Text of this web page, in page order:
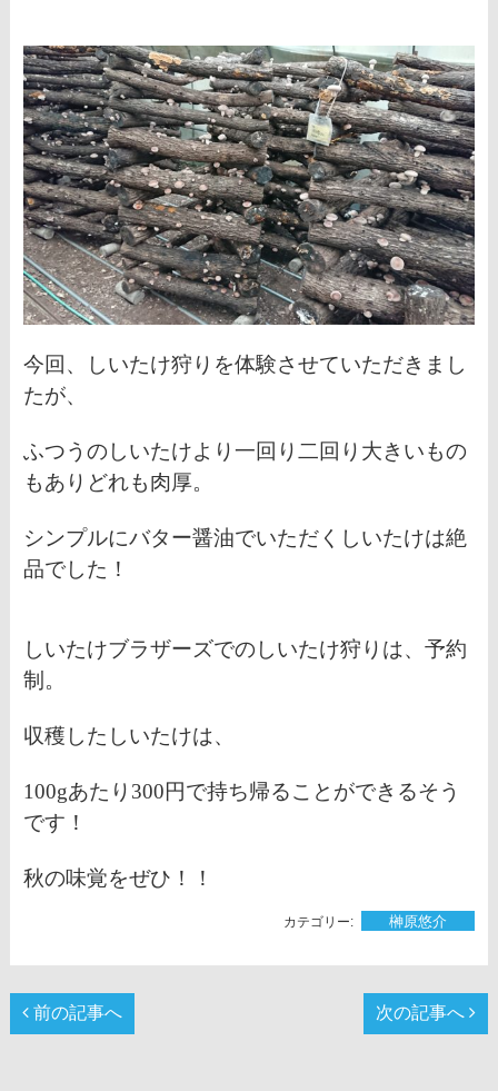
今回、しいたけ狩りを体験させていただきまし
たが、
ふつうのしいたけより一回り二回り大きいもの
もあり どれも肉厚。
シンプルにバター醤油でいただくしいたけは絶
品でした！
しいたけブラザーズでのしいたけ狩りは、予約
制。
収穫したしいたけは、
100gあたり300円で持ち帰ることができるそう
です！
秋の味覚をぜひ！！
榊󠄀原悠介
前の記事へ 次の記事へ